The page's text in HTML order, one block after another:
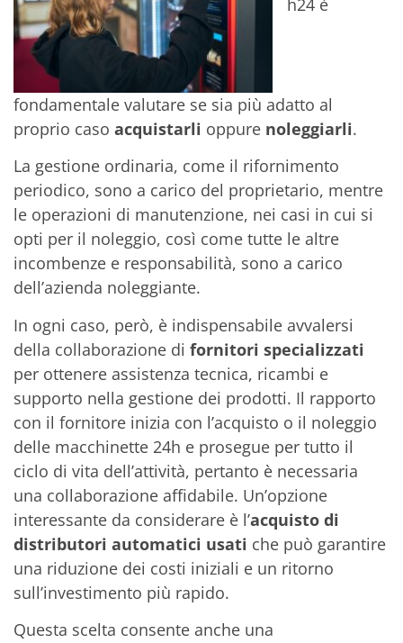
h24 è
fondamentale valutare se sia più adatto al
proprio caso acquistarli oppure noleggiarli.
La gestione ordinaria, come il rifornimento
periodico, sono a carico del proprietario, mentre
le operazioni di manutenzione, nei casi in cui si
opti per il noleggio, così come tutte le altre
incombenze e responsabilità, sono a carico
dell’azienda noleggiante.
In ogni caso, però, è indispensabile avvalersi
della collaborazione di fornitori specializzati
per ottenere assistenza tecnica, ricambi e
supporto nella gestione dei prodotti. Il rapporto
con il fornitore inizia con l’acquisto o il noleggio
delle macchinette 24h e prosegue per tutto il
ciclo di vita dell’attività, pertanto è necessaria
una collaborazione affidabile. Un’opzione
interessante da considerare è l’acquisto di
distributori automatici usati che può garantire
una riduzione dei costi iniziali e un ritorno
sull’investimento più rapido.
Questa scelta consente anche una